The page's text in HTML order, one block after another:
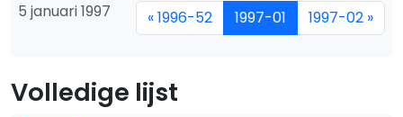
5 januari 1997 « 1996-52 1997-01 1997-02 »
Volledige lijst